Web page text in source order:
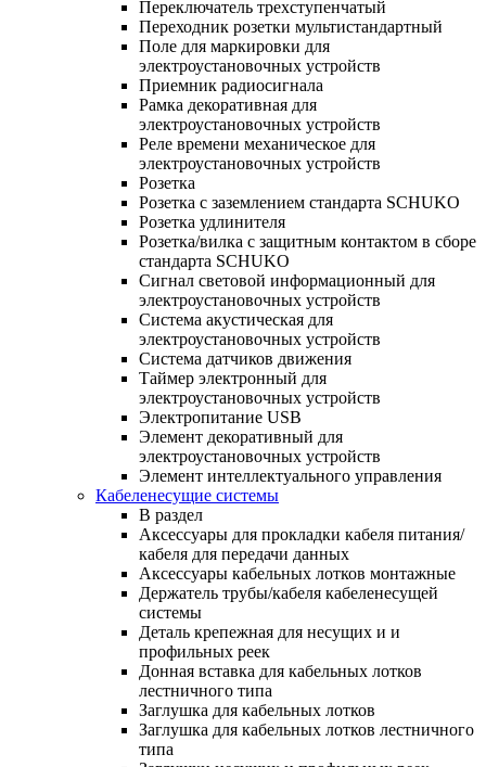
Переключатель трехступенчатый
Переходник розетки мультистандартный
Поле для маркировки для
электроустановочных устройств
Приемник радиосигнала
Рамка декоративная для
электроустановочных устройств
Реле времени механическое для
электроустановочных устройств
Розетка
Розетка с заземлением стандарта SCHUKO
Розетка удлинителя
Розетка/вилка с защитным контактом в сборе
стандарта SCHUKO
Сигнал световой информационный для
электроустановочных устройств
Система акустическая для
электроустановочных устройств
Система датчиков движения
Таймер электронный для
электроустановочных устройств
Электропитание USB
Элемент декоративный для
электроустановочных устройств
Элемент интеллектуального управления
Кабеленесущие системы
В раздел
Аксессуары для прокладки кабеля питания/
кабеля для передачи данных
Аксессуары кабельных лотков монтажные
Держатель трубы/кабеля кабеленесущей
системы
Деталь крепежная для несущих и и
профильных реек
Донная вставка для кабельных лотков
лестничного типа
Заглушка для кабельных лотков
Заглушка для кабельных лотков лестничного
типа